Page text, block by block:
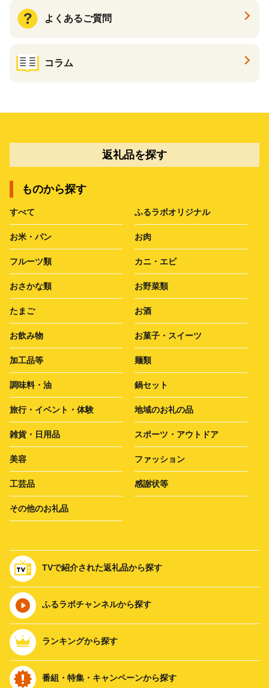
よくあるご質問
コラム
返礼品を探す
ものから探す
すべて ふるラボオリジナル
お米・パン お肉
フルーツ類 カニ・エビ
おさかな類 お野菜類
たまご お酒
お飲み物 お菓子・スイーツ
加工品等 麺類
調味料・油 鍋セット
旅行・イベント・体験 地域のお礼の品
雑貨・日用品 スポーツ・アウトドア
美容 ファッション
工芸品 感謝状等
その他のお礼品
TVで紹介された返礼品から探す
ふるラボチャンネルから探す
ランキングから探す
番組・特集・キャンペーンから探す